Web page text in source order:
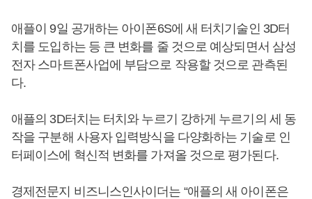
애플이 9일 공개하는 아이폰6S에 새 터치기술인 3D터
치를 도입하는 등 큰 변화를 줄 것으로 예상되면서 삼성
전자 스마트폰사업에 부담으로 작용할 것으로 관측된
다.
애플의 3D터치는 터치와 누르기 강하게 누르기의 세 동
작을 구분해 사용자 입력방식을 다양화하는 기술로 인
터페이스에 혁신적 변화를 가져올 것으로 평가된다.
경제전문지 비즈니스인사이더는 “애플의 새 아이폰은